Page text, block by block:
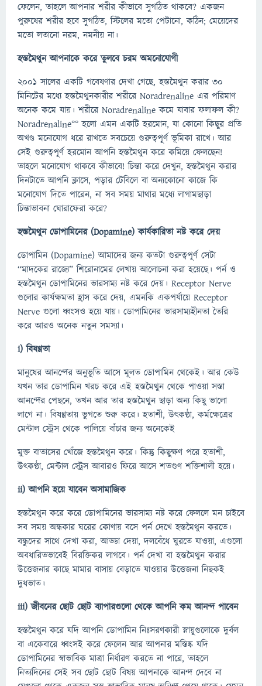
ফেলেন, তাহলে আপনার শরীর কীভাবে সুগঠিত থাকবে? একজন
পুরুষের শরীর হবে সুগঠিত, স্টিলের মতো পেটানো, কঠিন; মেয়েদের
মতো লতানো নরম, নমনীয় না।
হস্তমৈথুন আপনাকে করে তুলবে চরম অমনোযোগী
২০০১ সালের একটি গবেষণার দেখা গেছে, হস্তমৈথুন করার ৩০
মিনিটের মধ্যে হস্তমৈথুনকারীর শরীরে Noradrenaline এর পরিমাণ
অনেক কমে যায়। শরীরে Noradrenaline কমে যাবার ফলাফল কী?
Noradrenaline°° হলো এমন একটি হরমোন, যা কোনো কিছুর প্রতি
অখণ্ড মনোযোগ ধরে রাখতে সবচেয়ে গুরুত্বপূর্ণ ভূমিকা রাখে। আর
সেই গুরুত্বপূর্ণ হরমোন আপনি হস্তমৈথুন করে কমিয়ে ফেলছেন!
তাহলে মনোযোগ থাকবে কীভাবে! চিন্তা করে দেখুন, হস্তমৈথুন করার
দিনটাতে আপনি ক্লাসে, পড়ার টেবিলে বা অন্যকোনো কাজে কি
মনোযোগ দিতে পারেন, না সব সময় মাথার মধ্যে লাগামছাড়া
চিন্তাভাবনা ঘোরাফেরা করে?
হস্তমৈথুন ডোপামিনের (Dopamine)কার্যকারিতা নষ্ট করে দেয়
ডোপামিন (Dopamine) আমাদের জন্য কতটা গুরুত্বপূর্ণ সেটা
“মাদকের রাজ্যে” শিরোনামের লেখায় আলোচনা করা হয়েছে। পর্ন ও
হস্তমৈথুন ডোপামিনের ভারসাম্য নষ্ট করে দেয়। Receptor Nerve
গুলোর কার্যক্ষমতা হ্রাস করে দেয়, এমনকি একপর্যায়ে Receptor
Nerve গুলো ধ্বংসও হয়ে যায়। ডোপামিনের ভারসাম্যহীনতা তৈরি
করে আরও অনেক নতুন সমস্যা।
i)বিষণ্ণতা
মানুষের আনন্দের অনুভূতি আসে মূলত ডোপামিন থেকেই। আর কেউ
যখন তার ডোপামিন খরচ করে এই হস্তমৈথুন থেকে পাওয়া সস্তা
আনন্দের পেছনে, তখন আর তার হস্তমৈথুন ছাড়া অন্য কিছু ভালো
লাগে না। বিষণ্ণতায় ভুগতে শুরু করে। হতাশী, উৎকণ্ঠা, কর্মক্ষেত্রের
মেন্টাল স্ট্রেস থেকে পালিয়ে বাঁচার জন্য অনেকেই
মুক্ত বাতাসের খোঁজে হস্তমৈথুন করে। কিন্তু কিছুক্ষণ পরে হতাশী,
উৎকণ্ঠা, মেন্টাল স্ট্রেস আবারও ফিরে আসে শতগুণ শক্তিশালী হয়ে।
ii)আপনি হয়ে যাবেন অসামাজিক
হস্তমৈথুন করে করে ডোপামিনের ভারসাম্য নষ্ট করে ফেললে মন চাইবে
সব সময় অন্ধকার ঘরের কোণায় বসে পর্ন দেখে হস্তমৈথুন করতে।
বন্ধুদের সাথে দেখা করা, আড্ডা দেয়া, দলবেঁধে ঘুরতে যাওয়া, এগুলো
অবধারিতভাবেই বিরক্তিকর লাগবে। পর্ন দেখা বা হস্তমৈথুন করার
উত্তেজনার কাছে মামার বাসায় বেড়াতে যাওয়ার উত্তেজনা নিছকই
দুধভাত।
iii)জীবনের ছোট ছোট ব্যাপারগুলো থেকে আপনি কম আনন্দ পাবেন
হস্তমৈথুন করে যদি আপনি ডোপামিন নিঃসরণকারী স্নায়ুগুলোকে দুর্বল
বা একেবারে ধ্বংসই করে ফেলেন আর আপনার মস্তিষ্ক যদি
ডোপামিনের স্বাভাবিক মাত্রা নির্ধারণ করতে না পারে, তাহলে
নিত্যদিনের সেই সব ছোট ছোট বিষয় আপনাকে আনন্দ দেবে না